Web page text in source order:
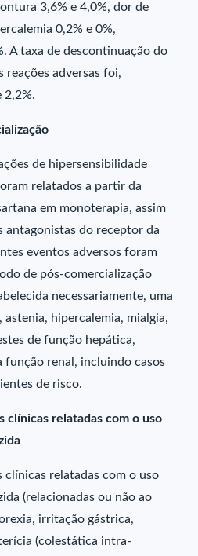
3,6% e 4,0%, dor de
0,2% e 0%,
A taxa de descontinuação do
reações adversas foi,
2,2%.
de hipersensibilidade
relatados a partir da
em monoterapia, assim
do receptor da
eventos adversos foram
de pós-comercialização
necessariamente, uma
astenia, hipercalemia, mialgia,
de função hepática,
função renal, incluindo casos
de risco.
clínicas relatadas com o uso
clínicas relatadas com o uso
(relacionadas ou não ao
irritação gástrica,
(colestática intra-